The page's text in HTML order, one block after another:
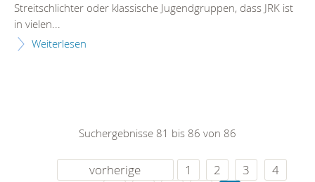
Streitschlichter oder klassische Jugendgruppen, dass JRK ist
in vielen...
Weiterlesen
Suchergebnisse 81 bis 86 von 86
vorherige 1 2 3
4